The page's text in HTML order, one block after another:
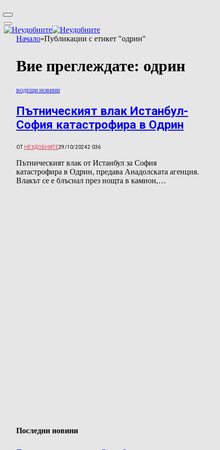
Начало»Публикации с етикет "одрин"
Вие преглеждате: одрин
ВОДЕЩИ НОВИНИ
Пътническият влак Истанбул-
София катастрофира в Одрин
ОТ НЕУДОБНИТЕ29/10/20242 036
Пътническият влак от Истанбул за София
катастрофира в Одрин, предава Анадолската агенция.
Влакът се е блъснал през нощта в камион,…
Последни новини